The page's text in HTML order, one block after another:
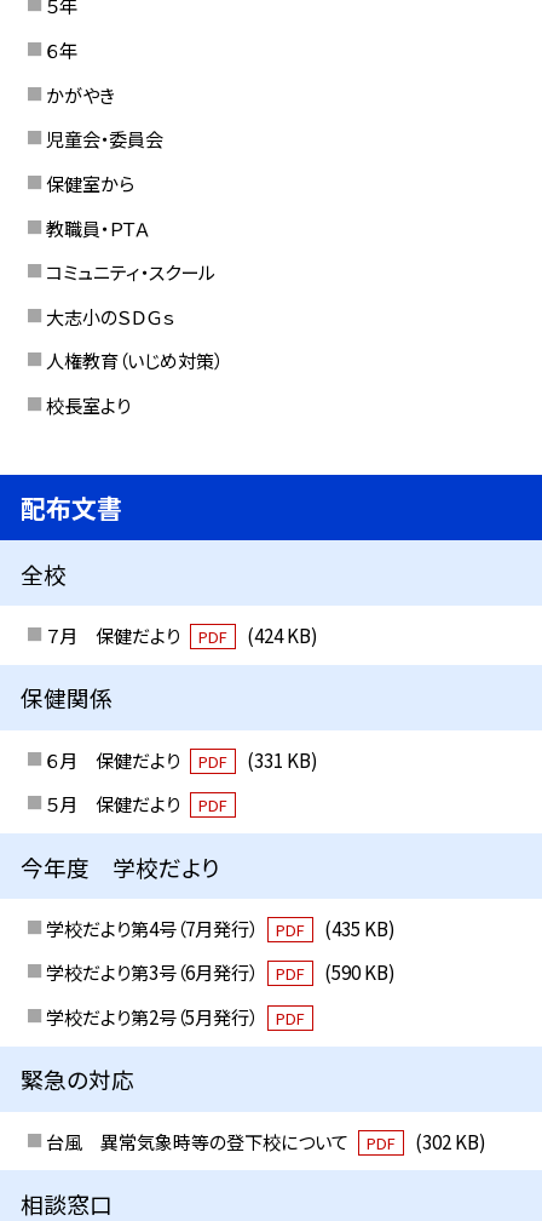
６年
かがやき
児童会・委員会
保健室から
教職員・ＰＴＡ
コミュニティ・スクール
大志小のＳＤＧｓ
人権教育（いじめ対策）
校長室より
配布文書
全校
７月 保健だより PDF (424 KB)
保健関係
６月 保健だより PDF
(331 KB)
５月 保健だより
PDF
今年度 学校だより
学校だより第4号（7月発行） PDF
(435 KB)
学校だより第3号（6月発行）
PDF
(590 KB)
学校だより第2号（5月発行）
PDF
緊急の対応
台風 異常気象時等の登下校について PDF (302 KB)
相談窓口